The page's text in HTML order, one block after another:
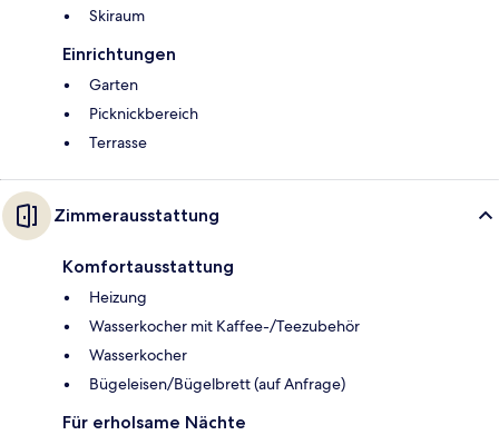
Skiraum
Einrichtungen
Garten
Picknickbereich
Terrasse
Zimmerausstattung
Komfortausstattung
Heizung
Wasserkocher mit Kaffee-/Teezubehör
Wasserkocher
Bügeleisen/Bügelbrett (auf Anfrage)
Für erholsame Nächte